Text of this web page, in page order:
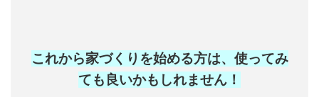
これから家づくりを始める方は、使ってみ
ても良いかもしれません ！